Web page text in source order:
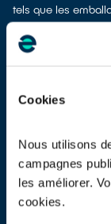
Cookies
Nous utilisons
campagnes
les améliorer.
cookies.
tels que les
ménagères, etc.
recyclage.
Différentes
dépôt en
reprise à la
équivalent neuf
vente